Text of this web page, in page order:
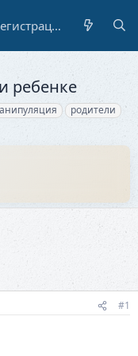
Регистрация
ребенке
родители
#1